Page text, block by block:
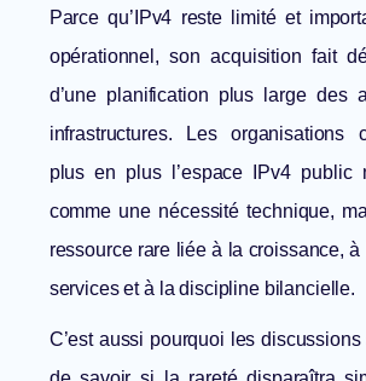
Parce qu’IPv4 reste limité et
opérationnel, son acquisition fait
d’une planification plus large des
infrastructures. Les organisations
plus en plus l’espace IPv4 public
comme une nécessité technique,
ressource rare liée à la croissance,
services et à la discipline bilancielle.
C’est aussi pourquoi les